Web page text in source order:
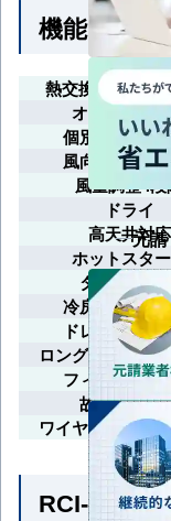
機能一覧 ※
熱交換器（ 冷凍
オートルー
個別ルーバー
風向選択（固
風量調整4段
ドライ
高天井対応
ホットスタ
タイマー運転
冷房外気（-
ドレンアップ
ロングライフフィ
フィルターサ
故障診断機
ワイヤレスリモコ
RCI-
元